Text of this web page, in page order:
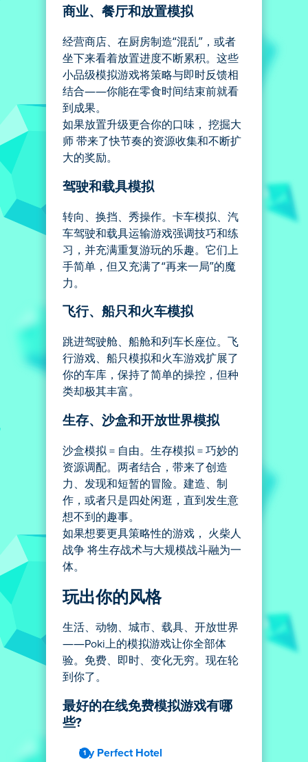
商业、餐厅和放置模拟
经营商店、在厨房制造“混乱”，或者
坐下来看着放置进度不断累积。这些
小品级模拟游戏将策略与即时反馈相
结合——你能在零食时间结束前就看
到成果。
如果放置升级更合你的口味， 挖掘大
师 带来了快节奏的资源收集和不断扩
大的奖励。
驾驶和载具模拟
转向、换挡、秀操作。卡车模拟、汽
车驾驶和载具运输游戏强调技巧和练
习，并充满重复游玩的乐趣。它们上
手简单，但又充满了“再来一局”的魔
力。
飞行、船只和火车模拟
跳进驾驶舱、船舱和列车长座位。飞
行游戏、船只模拟和火车游戏扩展了
你的车库，保持了简单的操控，但种
类却极其丰富。
生存、沙盒和开放世界模拟
沙盒模拟 = 自由。生存模拟 = 巧妙的
资源调配。两者结合，带来了创造
力、发现和短暂的冒险。建造、制
作，或者只是四处闲逛，直到发生意
想不到的趣事。
如果想要更具策略性的游戏， 火柴人
战争 将生存战术与大规模战斗融为一
体。
玩出你的风格
生活、动物、城市、载具、开放世界
——Poki上的模拟游戏让你全部体
验。免费、即时、变化无穷。现在轮
到你了。
最好的在线免费模拟游戏有哪
些?
My Perfect Hotel